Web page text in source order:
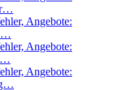
Angebote:
…
Angebote:
Angebote: